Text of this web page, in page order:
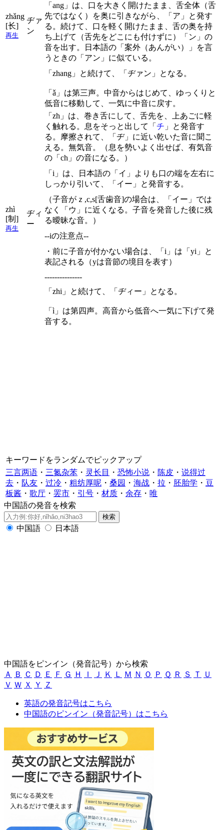
zhǎng
[长]
再生
ヂァ
ン
「ang」は、口を大きく開けたまま、舌全体（舌
先ではなく）を奥に引きながら、「ア」と発す
る。続けて、口を軽く開けたまま、舌の奥を持
ち上げて（舌先をどこにも付けずに）「ン」の
音を出す。日本語の「案外（あんがい）」を言
うときの「アン」に似ている。
「zhang」と続けて、「ヂァン」となる。
「ǎ」は第三声。中音からはじめて、ゆっくりと
低音に移動して、一気に中音に戻す。
zhì
[制]
再生
ヂィ
ー
「zh」は、巻き舌にして、舌先を、上あごに軽
く触れる。息をそっと出して「 チ 」と発音す
る。摩擦されて、「ヂ」に近い乾いた音に聞こ
える。無気音。（息を勢いよく出せば、有気音
の「ch」の音になる。）
「i」は、日本語の「イ」よりも口の端を左右に
しっかり引いて、「イー」と発音する。
（子音がｚ,c,s[舌歯音]の場合は、「イー」では
なく「ウ」に近くなる。子音を発音した後に残
る曖昧な音。）
--iの注意点--
・前に子音が付かない場合は、「i」は「yi」と
表記される（yは音節の境目を表す）
---------------
「zhi」と続けて、「ヂィー」となる。
「ì」は第四声。高音から低音へ一気に下げて発
音する。
キーワードをランダムでピックアップ
三言两语 ・ 三氮杂苯 ・ 灵长目 ・ 恐怖小说 ・ 陈皮 ・ 说得过
去 ・ 队友 ・ 过冷 ・ 粗纺厚呢 ・ 桑园 ・ 海战 ・ 拉 ・ 胚胎学 ・ 豆
板酱 ・ 歌厅 ・ 罢市 ・ 引号 ・ 材质 ・ 余存 ・ 唯
中国語の発音を検索
中国語 日本語
中国語をピンイン（発音記号）から検索
Ａ
Ｂ Ｃ Ｄ Ｅ Ｆ Ｇ Ｈ Ｉ Ｊ Ｋ Ｌ Ｍ Ｎ Ｏ Ｐ Ｑ Ｒ Ｓ Ｔ
Ｕ
Ｖ Ｗ Ｘ Ｙ Ｚ
英語の発音記号はこちら
中国語のピンイン（発音記号）はこちら